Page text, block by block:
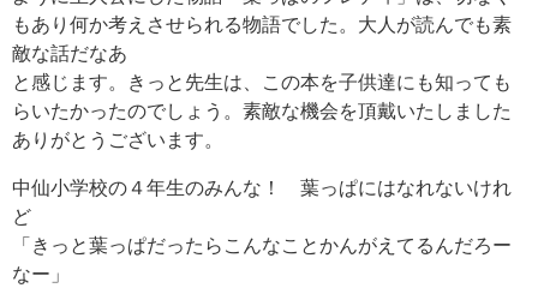
もあり何か考えさせられる物語でした。大人が読んでも素
敵な話だなあ
と感じます。きっと先生は、この本を子供達にも知っても
らいたかったのでしょう。素敵な機会を頂戴いたしました
ありがとうございます。
中仙小学校の４年生のみんな！ 葉っぱにはなれないけれ
ど
「きっと葉っぱだったらこんなことかんがえてるんだろー
なー」